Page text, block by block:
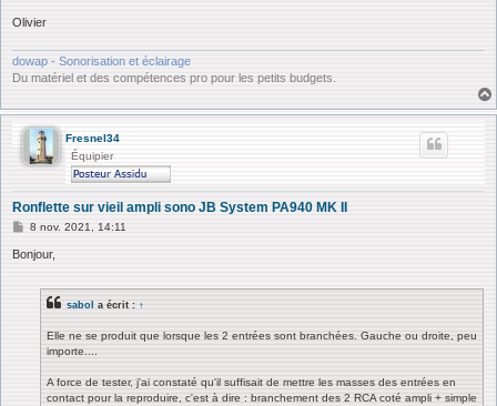
Olivier
dowap - Sonorisation et éclairage
Du matériel et des compétences pro pour les petits budgets.
Fresnel34
Équipier
Ronflette sur vieil ampli sono JB System PA940 MK II
M
s
8 nov. 2021, 14:11
Bonjour,
sabol a écrit : ↑
Elle ne se produit que lorsque les 2 entrées sont branchées. Gauche ou droite, peu
importe....
A force de tester, j'ai constaté qu'il suffisait de mettre les masses des entrées en
contact pour la reproduire, c'est à dire : branchement des 2 RCA coté ampli + simple